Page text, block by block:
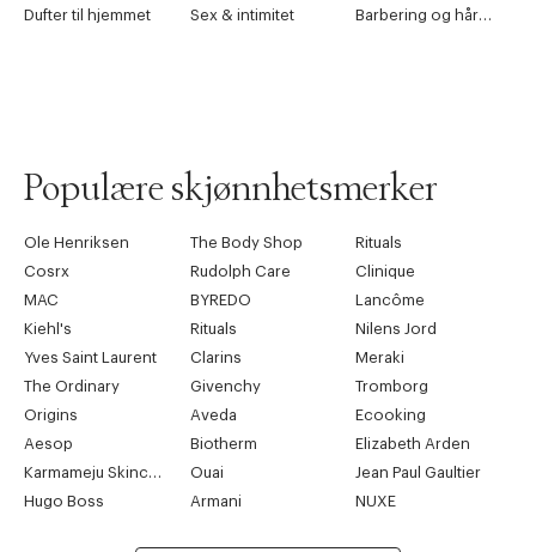
Dufter til hjemmet
Sex & intimitet Barbering og hårfjerning
Populære skjønnhetsmerker
Ole Henriksen The Body Shop
Rituals
Cosrx
Rudolph Care
Clinique
MAC
BYREDO
Lancôme
Kiehl's
Rituals
Nilens Jord
Yves Saint Laurent
Clarins
Meraki
The Ordinary
Givenchy
Tromborg
Origins
Aveda
Ecooking
Aesop
Biotherm
Elizabeth Arden
Karmameju Skincare
Ouai
Jean Paul Gaultier
Hugo Boss
Armani NUXE